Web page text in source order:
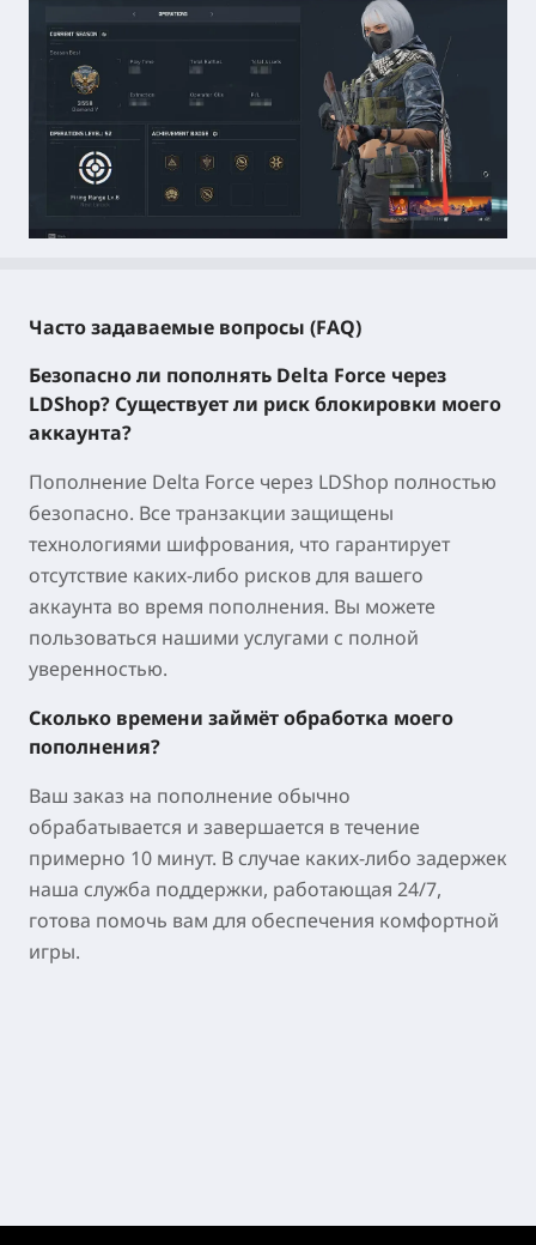
Часто задаваемые вопросы (FAQ)
Безопасно ли пополнять Delta Force через
LDShop? Существует ли риск блокировки моего
аккаунта?
Пополнение Delta Force через LDShop полностью
безопасно. Все транзакции защищены
технологиями шифрования, что гарантирует
отсутствие каких-либо рисков для вашего
аккаунта во время пополнения. Вы можете
пользоваться нашими услугами с полной
уверенностью.
Сколько времени займёт обработка моего
пополнения?
Ваш заказ на пополнение обычно
обрабатывается и завершается в течение
примерно 10 минут. В случае каких-либо задержек
наша служба поддержки, работающая 24/7,
готова помочь вам для обеспечения комфортной
игры.